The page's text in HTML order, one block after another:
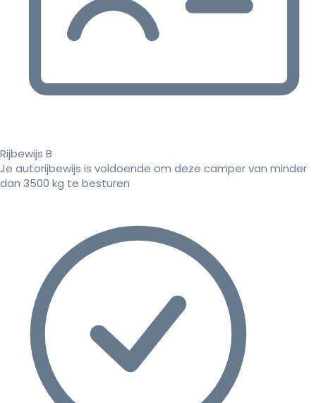
Rijbewijs B
Je autorijbewijs is voldoende om deze camper van minder
dan 3500 kg te besturen